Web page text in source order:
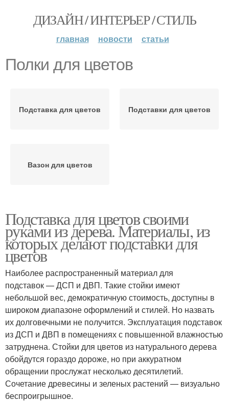
ДИЗАЙН / ИНТЕРЬЕР / СТИЛЬ
главная новости статьи
Полки для цветов
Подставка для цветов Подставки для цветов
Вазон для цветов
Подставка для цветов своими
руками из дерева. Материалы, из
которых делают подставки для
цветов
Наиболее распространенный материал для
подставок — ДСП и ДВП. Такие стойки имеют
небольшой вес, демократичную стоимость, доступны в
широком диапазоне оформлений и стилей. Но назвать
их долговечными не получится. Эксплуатация подставок
из ДСП и ДВП в помещениях с повышенной влажностью
затруднена. Стойки для цветов из натурального дерева
обойдутся гораздо дороже, но при аккуратном
обращении прослужат несколько десятилетий.
Сочетание древесины и зеленых растений — визуально
беспроигрышное.